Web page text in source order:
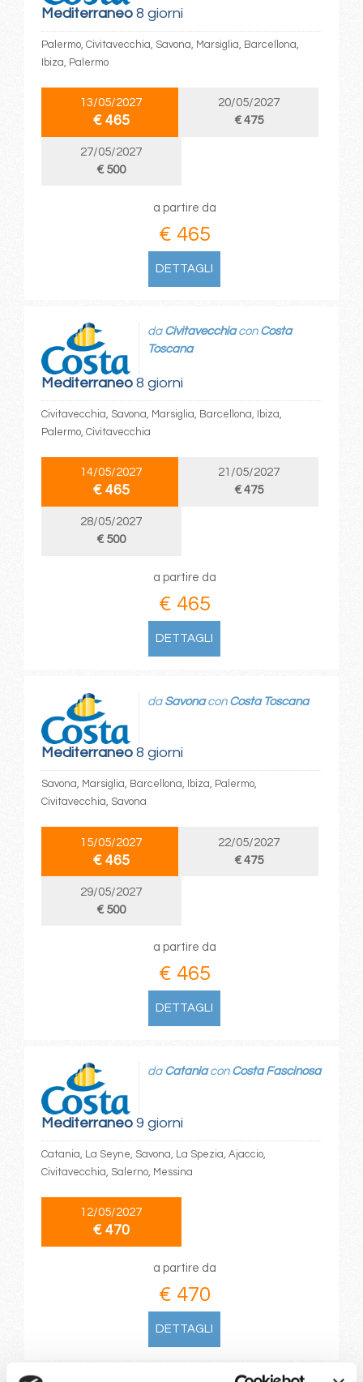
Mediterraneo8 giorni
Palermo, Civitavecchia, Savona, Marsiglia, Barcellona,
Ibiza, Palermo
13/05/2027
€ 465
20/05/2027
€ 475
27/05/2027
€ 500
a partire da
€ 465
DETTAGLI
Mediterraneo8 giorni
da Civitavecchiacon Costa
Toscana
Civitavecchia, Savona, Marsiglia, Barcellona, Ibiza,
Palermo, Civitavecchia
14/05/2027
€ 465
21/05/2027
€ 475
28/05/2027
€ 500
a partire da
€ 465
DETTAGLI
Mediterraneo8 giorni
da Savonacon Costa Toscana
Savona, Marsiglia, Barcellona, Ibiza, Palermo,
Civitavecchia, Savona
15/05/2027
€ 465
22/05/2027
€ 475
29/05/2027
€ 500
a partire da
€ 465
DETTAGLI
Mediterraneo9 giorni
da Cataniacon Costa Fascinosa
Catania, La Seyne, Savona, La Spezia, Ajaccio,
Civitavecchia, Salerno, Messina
12/05/2027
€ 470
a partire da
€ 470
DETTAGLI